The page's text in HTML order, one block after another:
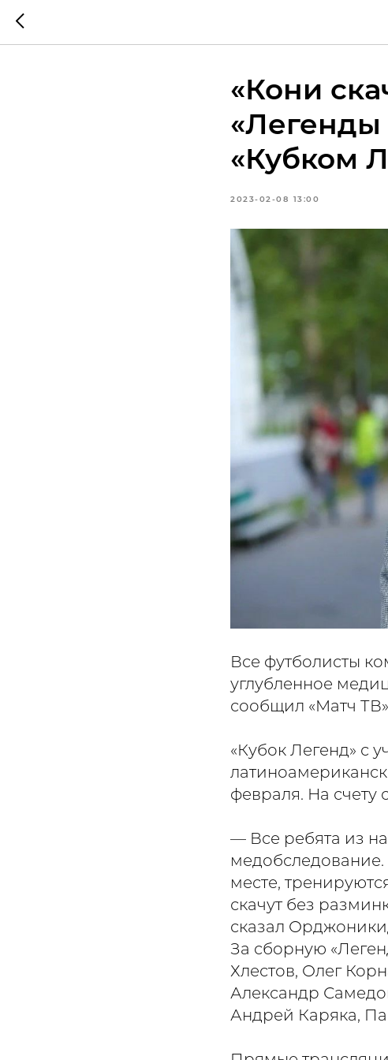
«Кони
«Легенды
«Кубком
2023-02-08 13:00
Все футболисты
углубленное
сообщил «Матч
«Кубок Легенд» с
февраля. На счету
— Все ребята из
месте,
скачут без
сказал
За сборную
Хлестов, Олег
Александр
Андрей Каряка,